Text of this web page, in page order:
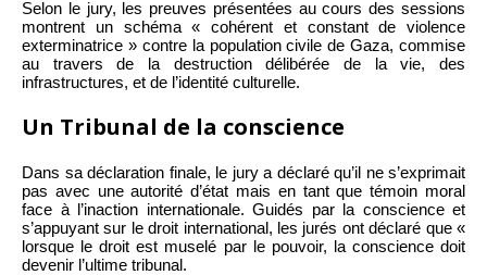
Selon le jury, les preuves présentées au cours des sessions
montrent un schéma « cohérent et constant de violence
exterminatrice » contre la population civile de Gaza, commise
au travers de la destruction délibérée de la vie, des
infrastructures, et de l’identité culturelle.
Un Tribunal de la conscience
Dans sa déclaration finale, le jury a déclaré qu’il ne s’exprimait
pas avec une autorité d’état mais en tant que témoin moral
face à l’inaction internationale. Guidés par la conscience et
s’appuyant sur le droit international, les jurés ont déclaré que «
lorsque le droit est muselé par le pouvoir, la conscience doit
devenir l’ultime tribunal.